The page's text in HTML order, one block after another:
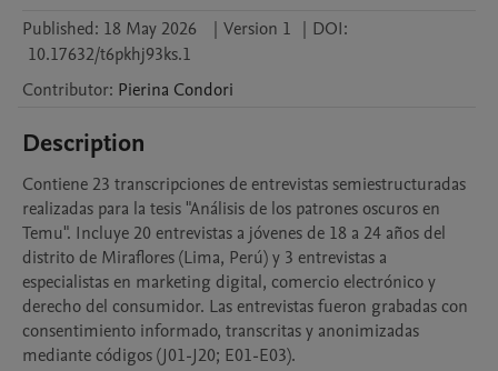
Published: 18 May 2026 | Version 1 | DOI:
10.17632/t6pkhj93ks.1
Contributor: Pierina Condori
Description
Contiene 23 transcripciones de entrevistas semiestructuradas
realizadas para la tesis "Análisis de los patrones oscuros en
Temu". Incluye 20 entrevistas a jóvenes de 18 a 24 años del
distrito de Miraflores (Lima, Perú) y 3 entrevistas a
especialistas en marketing digital, comercio electrónico y
derecho del consumidor. Las entrevistas fueron grabadas con
consentimiento informado, transcritas y anonimizadas
mediante códigos (J01-J20; E01-E03).